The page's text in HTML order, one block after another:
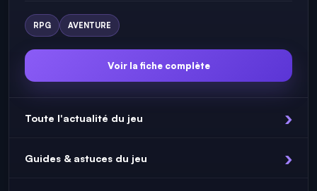
RPG AVENTURE
Voir la fiche complète
Toute l'actualité du jeu
Guides & astuces du jeu